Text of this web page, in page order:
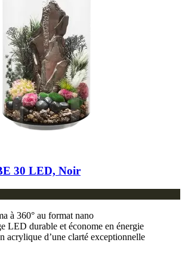
30 LED, Noir
à 360° au format nano
LED durable et économe en énergie
acrylique d’une clarté exceptionnelle